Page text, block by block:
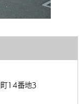
14番地3